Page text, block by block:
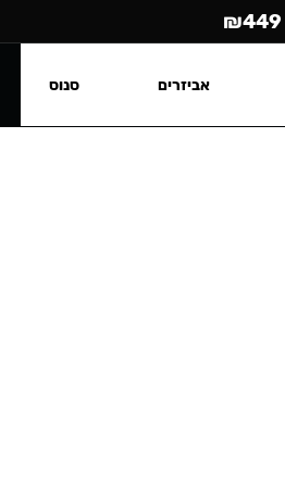
אביזרים סנוס